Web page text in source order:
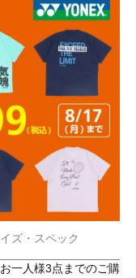
ズ・スペック
一人様3点までのご購